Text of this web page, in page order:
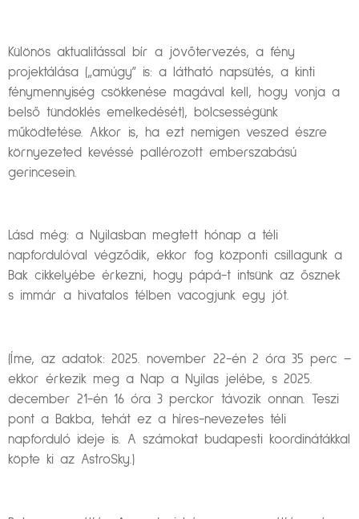
Különös aktualitással bír a jövőtervezés, a fény
projektálása („amúgy” is: a látható napsütés, a kinti
fénymennyiség csökkenése magával kell, hogy vonja a
belső tündöklés emelkedését), bölcsességünk
működtetése. Akkor is, ha ezt nemigen veszed észre
környezeted kevéssé pallérozott emberszabású
gerincesein.
Lásd még: a Nyilasban megtett hónap a téli
napfordulóval végződik, ekkor fog központi csillagunk a
Bak cikkelyébe érkezni, hogy pápá-t intsünk az ősznek
s immár a hivatalos télben vacogjunk egy jót.
(Íme, az adatok: 2025. november 22-én 2 óra 35 perc –
ekkor érkezik meg a Nap a Nyilas jelébe, s 2025.
december 21-én 16 óra 3 perckor távozik onnan. Teszi
pont a Bakba, tehát ez a híres-nevezetes téli
napforduló ideje is. A számokat budapesti koordinátákkal
köpte ki az AstroSky.)